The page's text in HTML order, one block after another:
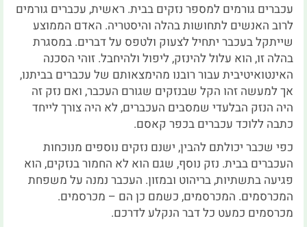
עכברים גורמים למספר נזקים בבית. ראשית, עכברים גורמים
לרוב האנשים לתחושות בהלה והיסטריה. האדם הממוצע
שייתקל בעכבר יתחיל לצעוק ולטפס על דברים. במסגרת
בהלה זו, הוא עלול להינזק, ליפול ולהיחבל. זוהי הסכנה
האינטואיטיבית עבור רובנו מהימצאותם של עכברים בביתנו,
אך למעשה זהו הקל שבנזקים שגורם העכבר, ואם נזק זה
היה הנזק הבלעדי שמסבים העכברים, לא היה צורך לייחד
כתבה ללוכד עכברים בכפר קאסם.
כפי שכבר יכולתם להבין, ישנם נזקים נוספים מנוכחות
העכברים בבית. נזק נוסף, שגם הוא לא החמור בנזקים, הוא
פגיעה בתשתיות, בריהוט ובמזון. העכבר נמנה על משפחת
המכרסמים. המכרסמים, כשמם כן הם – מכרסמים.
מכרסמים כמעט כל דבר הנקלע לדרכם.